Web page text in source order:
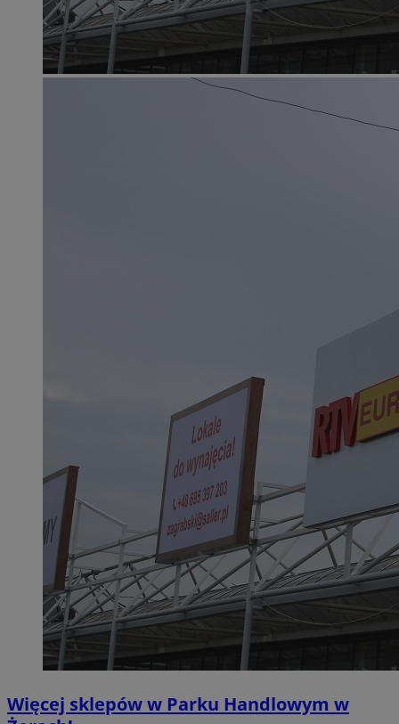
Więcej sklepów w Parku Handlowym w